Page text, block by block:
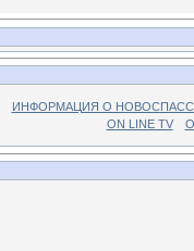
ИНФОРМАЦИЯ О
ON LINE TV